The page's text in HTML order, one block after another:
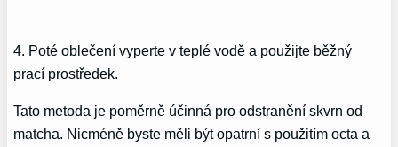
4. Poté oblečení vyperte v teplé vodě a použijte běžný
prací prostředek.
Tato metoda je poměrně účinná pro odstranění skvrn od
matcha. Nicméně byste měli být opatrní s použitím octa a